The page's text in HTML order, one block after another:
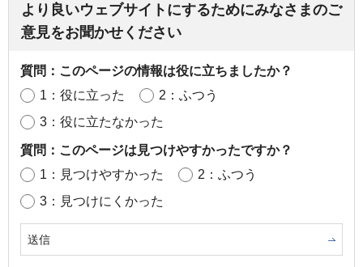
より良いウェブサイトにするためにみなさまのご
意見をお聞かせください
質問：このページの情報は役に立ちましたか？
1：役に立った
2：ふつう
3：役に立たなかった
質問：このページは見つけやすかったですか？
1：見つけやすかった
2：ふつう
3：見つけにくかった